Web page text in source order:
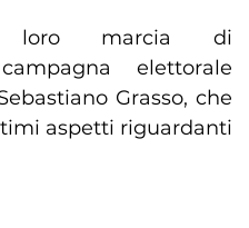
loro marcia di
elettorale
Grasso, che
aspetti riguardanti